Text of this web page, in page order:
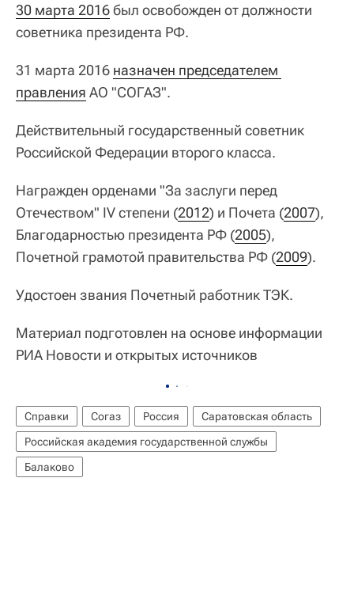
30 марта 2016был освобожден от должности
советника президента РФ.
31 марта 2016 назначен председателем
правления АО "СОГАЗ".
Действительный государственный советник
Российской Федерации второго класса.
Награжден орденами "За заслуги перед
Отечеством" IV степени (2012) и Почета (2007),
Благодарностью президента РФ (2005),
Почетной грамотой правительства РФ (2009).
Удостоен звания Почетный работник ТЭК.
Материал подготовлен на основе информации
РИА Новости и открытых источников
Справки Согаз Россия
Саратовская область
Российская академия государственной службы
Балаково